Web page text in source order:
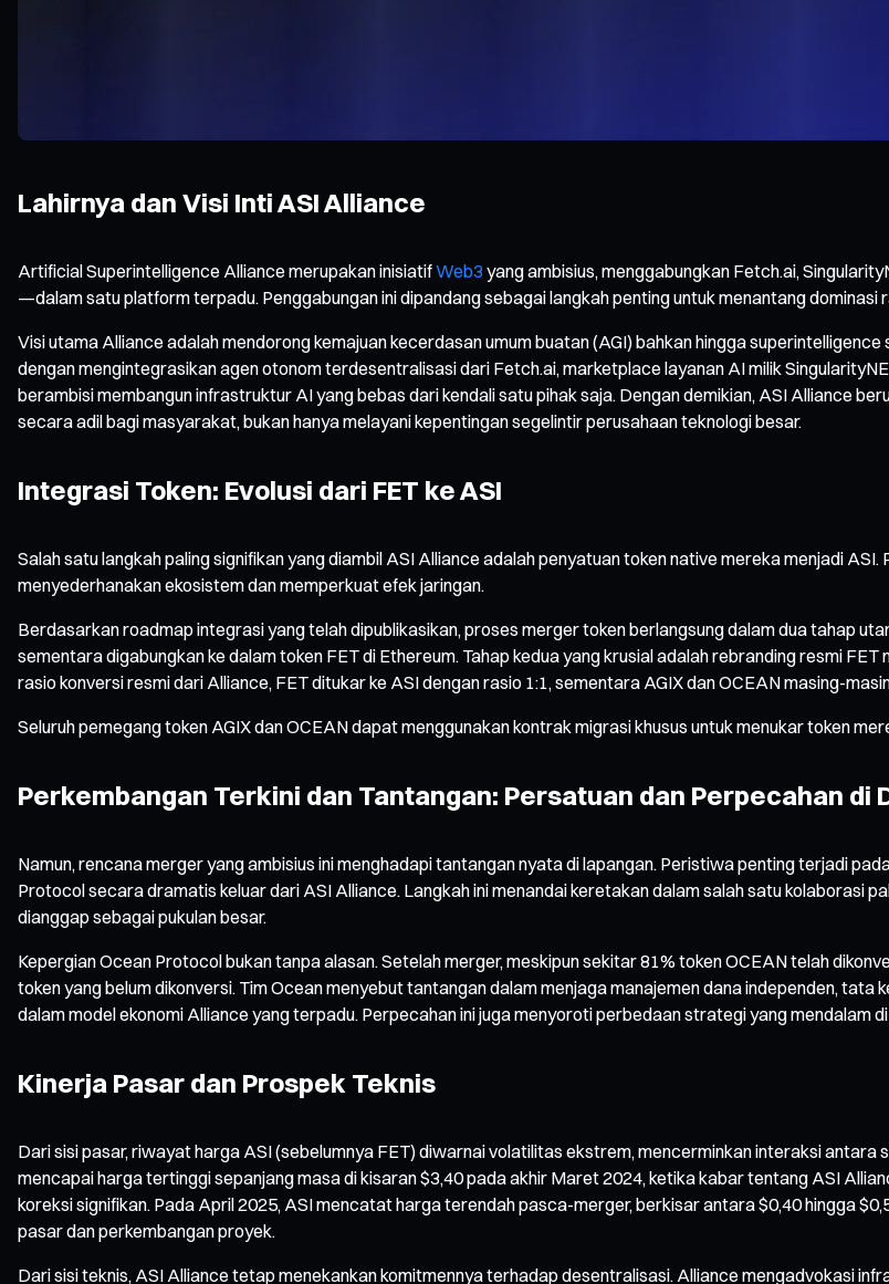
Lahirnya dan Visi Inti ASI Alliance
Artificial Superintelligence Alliance merupakan inisiatifWeb3 yang ambisius, menggabungkan Fetch.ai,
—dalam satu platform terpadu. Penggabungan ini dipandang sebagai langkah penting untuk menantang
Visi utama Alliance adalah mendorong kemajuan kecerdasan umum buatan (AGI) bahkan hingga
dengan mengintegrasikan agen otonom terdesentralisasi dari Fetch.ai, marketplace layanan AI milik
berambisi membangun infrastruktur AI yang bebas dari kendali satu pihak saja. Dengan demikian, ASI Alliance
secara adil bagi masyarakat, bukan hanya melayani kepentingan segelintir perusahaan teknologi besar.
Integrasi Token: Evolusi dari FET ke ASI
Salah satu langkah paling signifikan yang diambil ASI Alliance adalah penyatuan token native mereka menjadi
menyederhanakan ekosistem dan memperkuat efek jaringan.
Berdasarkan roadmap integrasi yang telah dipublikasikan, proses merger token berlangsung dalam dua tahap
sementara digabungkan ke dalam token FET di Ethereum. Tahap kedua yang krusial adalah rebranding resmi
rasio konversi resmi dari Alliance, FET ditukar ke ASI dengan rasio 1:1, sementara AGIX dan OCEAN masing-
Seluruh pemegang token AGIX dan OCEAN dapat menggunakan kontrak migrasi khusus untuk menukar token
Perkembangan Terkini dan Tantangan: Persatuan dan Perpecahan di
Namun, rencana merger yang ambisius ini menghadapi tantangan nyata di lapangan. Peristiwa penting terjadi
Protocol secara dramatis keluar dari ASI Alliance. Langkah ini menandai keretakan dalam salah satu kolaborasi
dianggap sebagai pukulan besar.
Kepergian Ocean Protocol bukan tanpa alasan. Setelah merger, meskipun sekitar 81% token OCEAN telah
token yang belum dikonversi. Tim Ocean menyebut tantangan dalam menjaga manajemen dana independen,
dalam model ekonomi Alliance yang terpadu. Perpecahan ini juga menyoroti perbedaan strategi yang
Kinerja Pasar dan Prospek Teknis
Dari sisi pasar, riwayat harga ASI (sebelumnya FET) diwarnai volatilitas ekstrem, mencerminkan interaksi antara
mencapai harga tertinggi sepanjang masa di kisaran $3,40 pada akhir Maret 2024, ketika kabar tentang ASI
koreksi signifikan. Pada April 2025, ASI mencatat harga terendah pasca-merger, berkisar antara $0,40 hingga
pasar dan perkembangan proyek.
Dari sisi teknis, ASI Alliance tetap menekankan komitmennya terhadap desentralisasi. Alliance mengadvokasi